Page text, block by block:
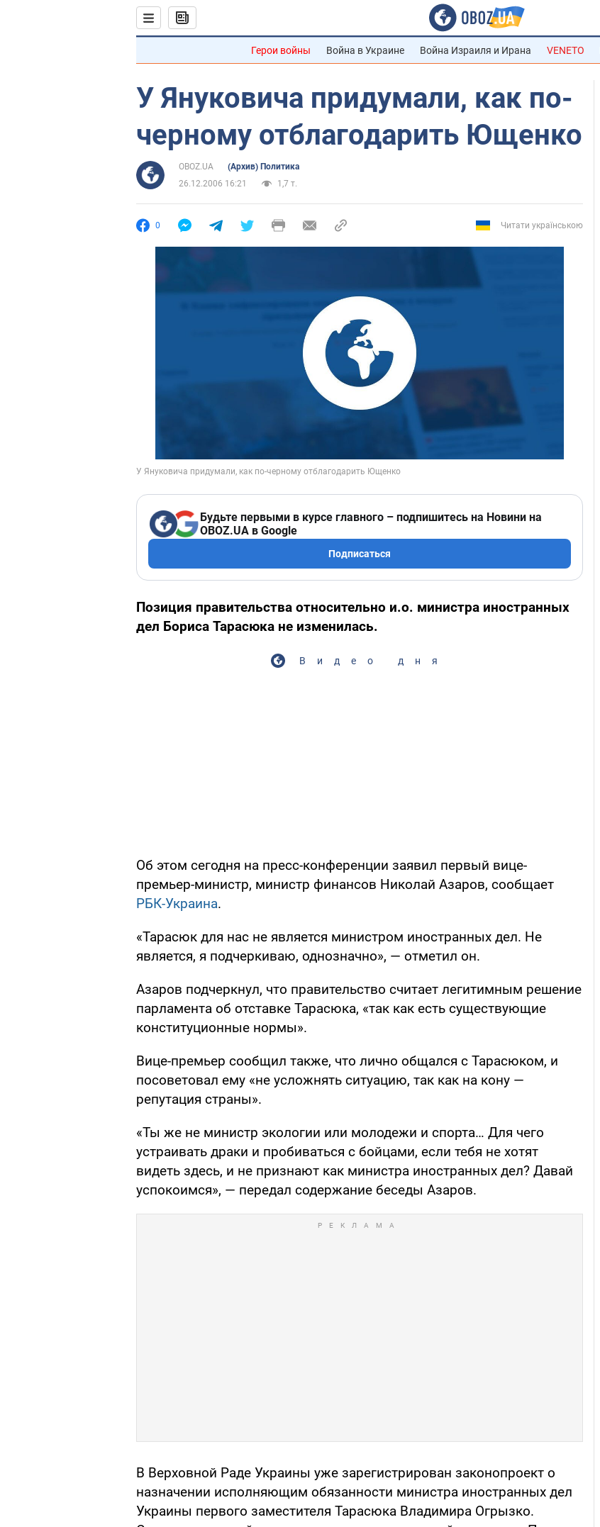
Герои войны Война в Украине Война Израиля и Ирана VENETO
У Януковича придумали, как по-
черному отблагодарить Ющенко
OBOZ.UA
(Архив) Политика
26.12.2006 16:21
1,7 т.
0 Читати українською
Будьте первыми в курсе главного – подпишитесь на Новини на
OBOZ.UA в Google
Подписаться
Позиция правительства относительно и.о. министра иностранных
дел Бориса Тарасюка не изменилась.
Видео дня
Об этом сегодня на пресс-конференции заявил первый вице-
премьер-министр, министр финансов Николай Азаров, сообщает
РБК-Украина.
«Тарасюк для нас не является министром иностранных дел. Не
является, я подчеркиваю, однозначно», — отметил он.
Азаров подчеркнул, что правительство считает легитимным решение
парламента об отставке Тарасюка, «так как есть существующие
конституционные нормы».
Вице-премьер сообщил также, что лично общался с Тарасюком, и
посоветовал ему «не усложнять ситуацию, так как на кону —
репутация страны».
«Ты же не министр экологии или молодежи и спорта… Для чего
устраивать драки и пробиваться с бойцами, если тебя не хотят
видеть здесь, и не признают как министра иностранных дел? Давай
успокоимся», — передал содержание беседы Азаров.
В Верховной Раде Украины уже зарегистрирован законопроект о
назначении исполняющим обязанности министра иностранных дел
Украины первого заместителя Тарасюка Владимира Огрызко.